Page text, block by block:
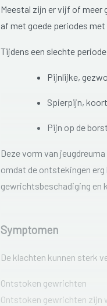
Meestal zijn er vijf of
af met goede periodes
Tijdens een slechte
Pijnlijke,
Spierpijn,
Pijn op de
Deze vorm van
omdat de ontstekingen
gewrichtsbeschadiging en
Symptomen
De klachten kunnen sterk
Ontstoken gewrichten
Ontstoken gewrichten zijn